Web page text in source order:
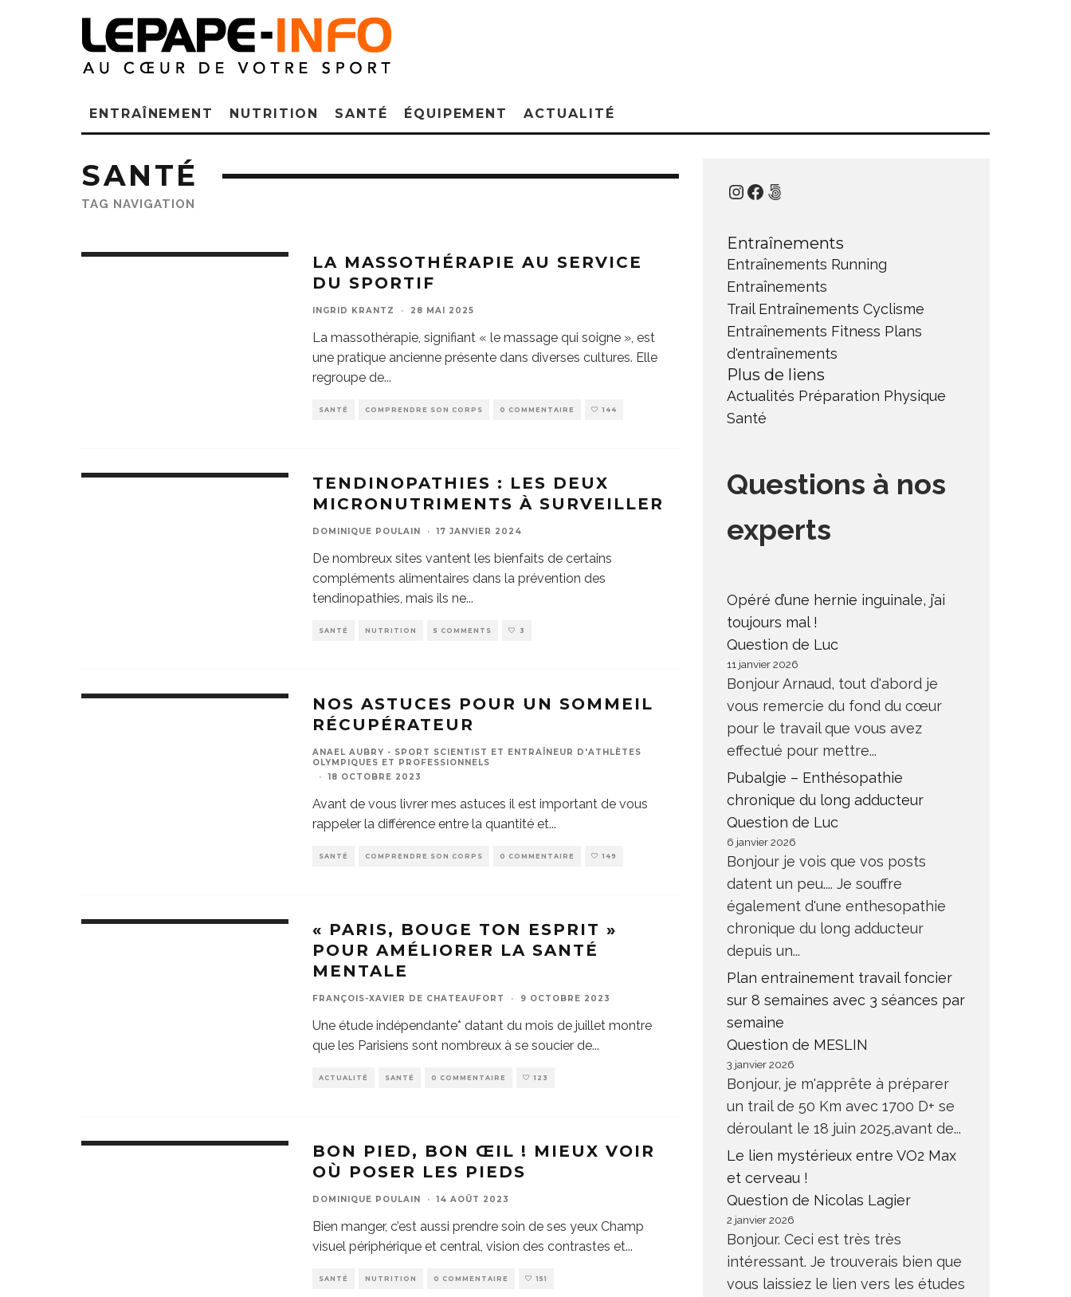
ENTRAÎNEMENT NUTRITION SANTÉ ÉQUIPEMENT ACTUALITÉ
SANTÉ
TAG NAVIGATION
LA MASSOTHÉRAPIE AU SERVICE
DU SPORTIF
INGRID KRANTZ · 28 MAI 2025
La massothérapie, signifiant « le massage qui soigne », est
une pratique ancienne présente dans diverses cultures. Elle
regroupe de...
SANTÉ COMPRENDRE SON CORPS 0 COMMENTAIRE 144
TENDINOPATHIES : LES DEUX
MICRONUTRIMENTS À SURVEILLER
DOMINIQUE POULAIN · 17 JANVIER 2024
De nombreux sites vantent les bienfaits de certains
compléments alimentaires dans la prévention des
tendinopathies, mais ils ne...
SANTÉ NUTRITION 5 COMMENTS 3
NOS ASTUCES POUR UN SOMMEIL
RÉCUPÉRATEUR
ANAEL AUBRY - SPORT SCIENTIST ET ENTRAÎNEUR D'ATHLÈTES
OLYMPIQUES ET PROFESSIONNELS
·
18 OCTOBRE 2023
Avant de vous livrer mes astuces il est important de vous
rappeler la différence entre la quantité et...
SANTÉ COMPRENDRE SON CORPS 0 COMMENTAIRE 149
« PARIS, BOUGE TON ESPRIT »
POUR AMÉLIORER LA SANTÉ
MENTALE
FRANÇOIS-XAVIER DE CHATEAUFORT · 9 OCTOBRE 2023
Une étude indépendante* datant du mois de juillet montre
que les Parisiens sont nombreux à se soucier de...
ACTUALITÉ SANTÉ 0 COMMENTAIRE 123
BON PIED, BON ŒIL ! MIEUX VOIR
OÙ POSER LES PIEDS
DOMINIQUE POULAIN · 14 AOÛT 2023
Bien manger, c’est aussi prendre soin de ses yeux Champ
visuel périphérique et central, vision des contrastes et...
SANTÉ NUTRITION 0 COMMENTAIRE 151
Instagram
Facebook
500px
Entraînements
Entraînements Running
Entraînements
Trail Entraînements Cyclisme
Entraînements Fitness Plans
d'entraînements
Plus de liens
Actualités Préparation Physique
Santé
Questions à nos
experts
Opéré d’une hernie inguinale, j’ai
toujours mal !
Question de Luc
11 janvier 2026
Bonjour Arnaud, tout d'abord je
vous remercie du fond du cœur
pour le travail que vous avez
effectué pour mettre...
Pubalgie – Enthésopathie
chronique du long adducteur
Question de Luc
6 janvier 2026
Bonjour je vois que vos posts
datent un peu.... Je souffre
également d'une enthesopathie
chronique du long adducteur
depuis un...
Plan entrainement travail foncier
sur 8 semaines avec 3 séances par
semaine
Question de MESLIN
3 janvier 2026
Bonjour, je m'apprête à préparer
un trail de 50 Km avec 1700 D+ se
déroulant le 18 juin 2025,avant de...
Le lien mystérieux entre VO2 Max
et cerveau !
Question de Nicolas Lagier
2 janvier 2026
Bonjour. Ceci est très très
intéressant. Je trouverais bien que
vous laissiez le lien vers les études